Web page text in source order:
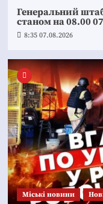
Генеральний
станом на 08.00
8:35 07.08.2026
Mіські новини